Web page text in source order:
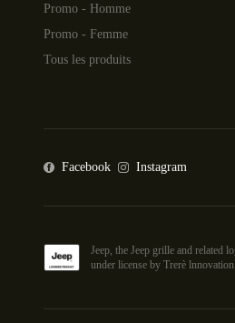
Promo - Homme
Promo - Femme
Tous les produits
Facebook Instagram
Jeep, the Jeep grille and related
under license by Trerè